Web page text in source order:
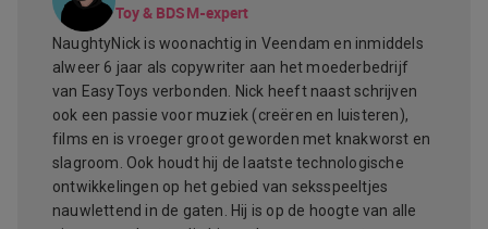
Toy & BDSM-expert
NaughtyNick is woonachtig in Veendam en inmiddels
alweer 6 jaar als copywriter aan het moederbedrijf
van EasyToys verbonden. Nick heeft naast schrijven
ook een passie voor muziek (creëren en luisteren),
films en is vroeger groot geworden met knakworst en
slagroom. Ook houdt hij de laatste technologische
ontwikkelingen op het gebied van seksspeeltjes
nauwlettend in de gaten. Hij is op de hoogte van alle